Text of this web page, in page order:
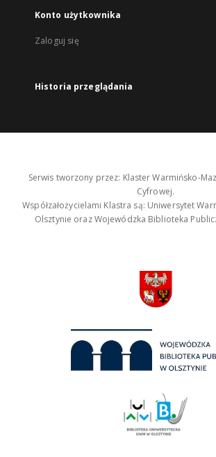
Konto użytkownika
Zaloguj się
Historia przeglądania
Serwis tworzony przez: Klaster Warmińsko-
Cyfrowej.
Współzałożycielami Klastra są: Uniwersytet
Olsztynie oraz Wojewódzka Biblioteka